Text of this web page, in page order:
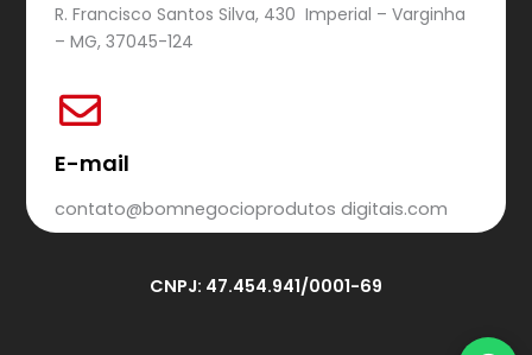
R. Francisco Santos Silva, 430 Imperial – Varginha
– MG, 37045-124
E-mail
contato@bomnegocioprodutos digitais.com
CNPJ: 47.454.941/0001-69